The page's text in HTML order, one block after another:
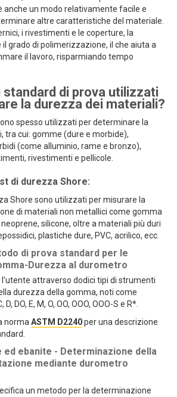
anche un modo relativamente facile e
altre caratteristiche del materiale.
i rivestimenti e le coperture, la
grado di polimerizzazione, il che aiuta a
il lavoro, risparmiando tempo
standard di prova utilizzati
la durezza dei materiali?
spesso utilizzati per determinare la
tra cui: gomme (dure e morbide),
(come alluminio, rame e bronzo),
rivestimenti e pellicole.
di durezza Shore:
Shore sono utilizzati per misurare la
di materiali non metallici come gomma
silicone, oltre a materiali più duri
plastiche dure, PVC, acrilico, ecc.
di prova standard per le
Durezza al durometro
l'utente attraverso dodici tipi di strumenti
durezza della gomma, noti come
DO, E, M, O, OO, OOO, OOO-S e R*.
norma ASTM D2240per una descrizione
ed ebanite - Determinazione della
mediante durometro
un metodo per la determinazione